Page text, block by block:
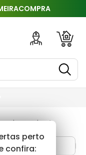
perto
confira:
acabamentos